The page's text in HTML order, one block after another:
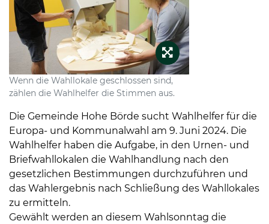
Ehrenamt und Engagement
Wenn die Wahllokale geschlossen sind,
zählen die Wahlhelfer die Stimmen aus.
Die Gemeinde Hohe Börde sucht Wahlhelfer für die
Europa- und Kommunalwahl am 9. Juni 2024. Die
Wahlhelfer haben die Aufgabe, in den Urnen- und
Briefwahllokalen die Wahlhandlung nach den
gesetzlichen Bestimmungen durchzuführen und
das Wahlergebnis nach Schließung des Wahllokales
zu ermitteln.
Gewählt werden an diesem Wahlsonntag die